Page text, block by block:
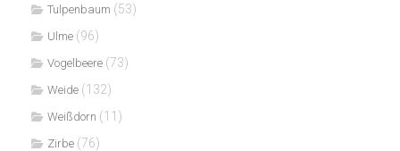
Tulpenbaum (53)
Ulme (96)
Vogelbeere (73)
Weide (132)
Weißdorn (11)
Zirbe (76)